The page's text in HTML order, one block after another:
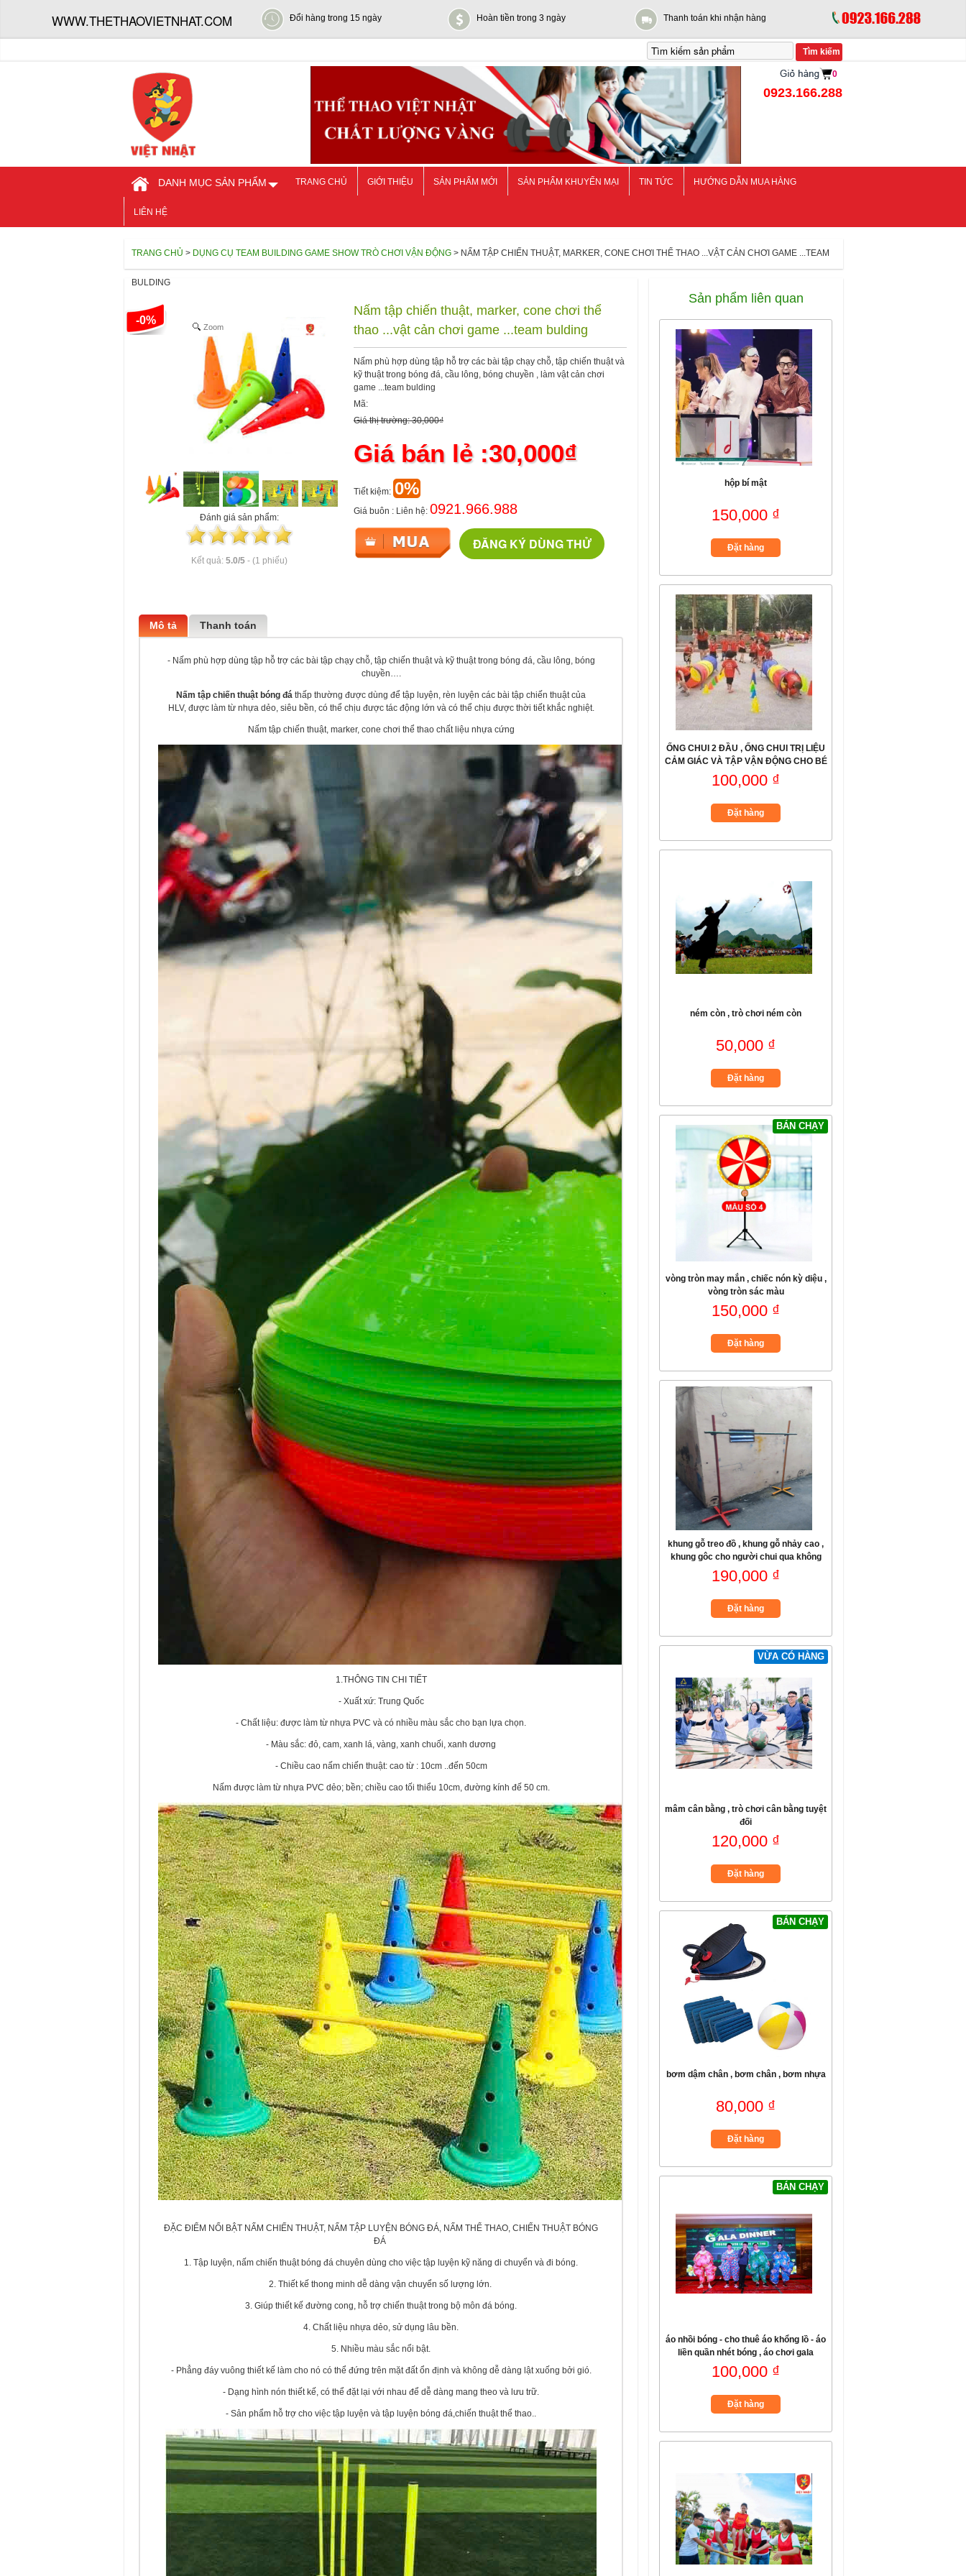
WWW.THETHAOVIETNHAT.COM Đổi hàng trong 15 ngày Hoàn tiền trong 3 ngày Thanh toán khi nhận hàng
0
0923.166.288
DANH MỤC SẢN PHẨM TRANG CHỦ GIỚI THIỆU SẢN PHẨM MỚI SẢN PHẨM KHUYẾN MẠI TIN TỨC HƯỚNG DẪN MUA HÀNG
LIÊN HỆ
TRANG CHỦ > DỤNG CỤ TEAM BUILDING GAME SHOW TRÒ CHƠI VẬN ĐỘNG > NẤM TẬP CHIẾN THUẬT, MARKER, CONE CHƠI THỂ THAO ...VẬT CẢN CHƠI GAME ...TEAM
BULDING
Zoom
-0%
Đánh giá sản phẩm:
Kết quả: 5.0/5 - (1 phiếu)
Nấm tập chiến thuật, marker, cone chơi thể
thao ...vật cản chơi game ...team bulding
Nấm phù hợp dùng tập hỗ trợ các bài tập chạy chỗ, tập chiến thuật và
kỹ thuật trong bóng đá, cầu lông, bóng chuyền , làm vật cản chơi
game ...team bulding
Mã:
Giá thị trường: 30,000₫
Giá bán lẻ :30,000₫
Tiết kiệm: 0%
Giá buôn : Liên hệ: 0921.966.988
ĐĂNG KÝ DÙNG THỬ
Mô tả Thanh toán
- Nấm phù hợp dùng tập hỗ trợ các bài tập chạy chỗ, tập chiến thuật và kỹ thuật trong bóng đá, cầu lông, bóng
chuyền….
Nấm tập chiến thuật bóng đá thấp thường được dùng để tập luyện, rèn luyện các bài tập chiến thuật của
HLV, được làm từ nhựa dẻo, siêu bền, có thể chịu được tác động lớn và có thể chịu được thời tiết khắc nghiệt.
Nấm tập chiến thuật, marker, cone chơi thể thao chất liệu nhựa cứng
1.THÔNG TIN CHI TIẾT
- Xuất xứ: Trung Quốc
- Chất liệu: được làm từ nhựa PVC và có nhiều màu sắc cho bạn lựa chọn.
- Màu sắc: đỏ, cam, xanh lá, vàng, xanh chuối, xanh dương
- Chiều cao nấm chiến thuật: cao từ : 10cm ..đến 50cm
Nấm được làm từ nhựa PVC dẻo; bền; chiều cao tối thiểu 10cm, đường kính đế 50 cm.
ĐẶC ĐIỂM NỔI BẬT NẤM CHIẾN THUẬT, NẤM TẬP LUYỆN BÓNG ĐÁ, NẤM THỂ THAO, CHIẾN THUẬT BÓNG
ĐÁ
1. Tập luyện, nấm chiến thuật bóng đá chuyên dùng cho việc tập luyện kỹ năng di chuyển và đi bóng.
2. Thiết kế thong minh dễ dàng vận chuyển số lượng lớn.
3. Giúp thiết kế đường cong, hỗ trợ chiến thuật trong bộ môn đá bóng.
4. Chất liệu nhựa dẻo, sử dụng lâu bền.
5. Nhiều màu sắc nổi bật.
- Phẳng đáy vuông thiết kế làm cho nó có thể đứng trên mặt đất ổn định và không dễ dàng lật xuống bởi gió.
- Dạng hình nón thiết kế, có thể đặt lại với nhau để dễ dàng mang theo và lưu trữ.
- Sản phẩm hỗ trợ cho việc tập luyện và tập luyện bóng đá,chiến thuật thể thao..
Sản phẩm liên quan
hộp bí mật
150,000 ₫
Đặt hàng
ỐNG CHUI 2 ĐẦU , ỐNG CHUI TRỊ LIỆU
CẢM GIÁC VÀ TẬP VẬN ĐỘNG CHO BÉ
100,000 ₫
Đặt hàng
ném còn , trò chơi ném còn
50,000 ₫
Đặt hàng
BÁN CHẠY
vòng tròn may mắn , chiếc nón kỳ diệu ,
vòng tròn sác màu
150,000 ₫
Đặt hàng
khung gỗ treo đồ , khung gỗ nhảy cao ,
khung gôc cho người chui qua không
trạm
190,000 ₫
Đặt hàng
VỪA CÓ HÀNG
mâm cân bằng , trò chơi cân bằng tuyệt
đối
120,000 ₫
Đặt hàng
BÁN CHẠY
bơm dậm chân , bơm chân , bơm nhựa
80,000 ₫
Đặt hàng
BÁN CHẠY
áo nhồi bóng - cho thuê áo khổng lồ - áo
liền quần nhét bóng , áo chơi gala
100,000 ₫
Đặt hàng